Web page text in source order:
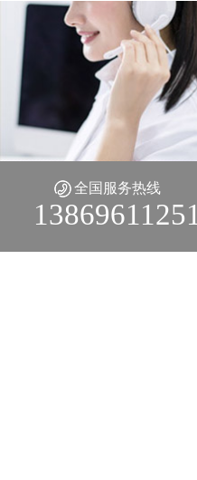
全国服务热线
13869611251